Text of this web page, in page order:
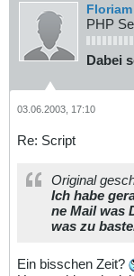
Floriam
PHP
Dabei
03.06.2003, 17:10
Re: Script
Original
Ich habe
ne Mail was
was zu
Ein bisschen Zeit?